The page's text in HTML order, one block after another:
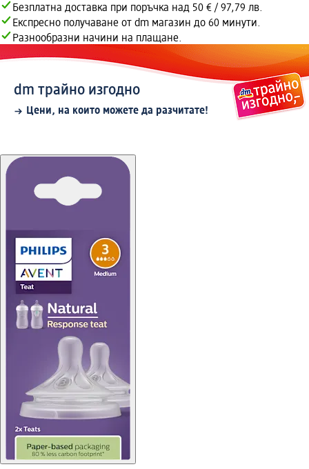
Безплатна доставка при поръчка над 50 € / 97,79 лв.
Експресно получаване от dm магазин до 60 минути.
Разнообразни начини на плащане.
dm трайно изгодно
Цени, на които можете да разчитате!